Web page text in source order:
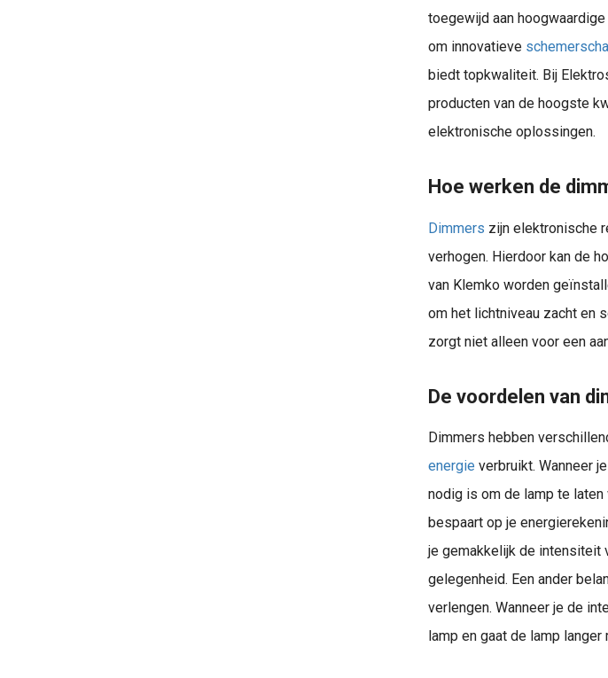
toegewijd aan
om innovatieve
biedt topkwaliteit. Bij
producten van de hoogste
elektronische oplossingen.
Hoe werken de
Dimmers zijn elektronische
verhogen. Hierdoor kan de
van Klemko worden
om het lichtniveau zacht en
zorgt niet alleen voor een
De voordelen van
Dimmers hebben
energie verbruikt. Wanneer
nodig is om de lamp te
bespaart op je
je gemakkelijk de intensiteit
gelegenheid. Een ander
verlengen. Wanneer je de
lamp en gaat de lamp langer